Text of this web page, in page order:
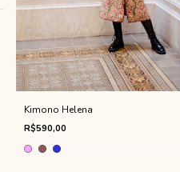
Kimono Helena
R$590,00